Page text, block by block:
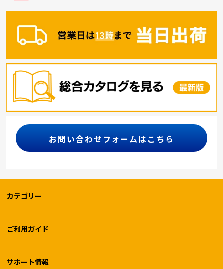
お問い合わせフォームはこちら
カテゴリー
ご利用ガイド
サポート情報